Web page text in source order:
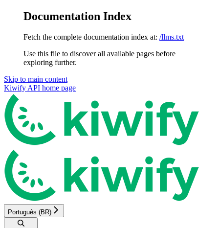
Documentation Index
Fetch the complete documentation index at: /llms.txt
Use this file to discover all available pages before
exploring further.
Skip to main content
Kiwify API home page
Português (BR)